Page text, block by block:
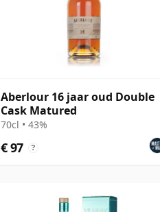
Aberlour 16 jaar oud Double
Cask Matured
70cl • 43%
€ 97 ?